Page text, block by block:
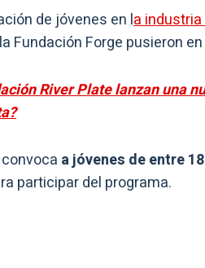
de jóvenes en la
Fundación Forge pusieron
River Plate lanzan una
a jóvenes de entre
participar del programa.